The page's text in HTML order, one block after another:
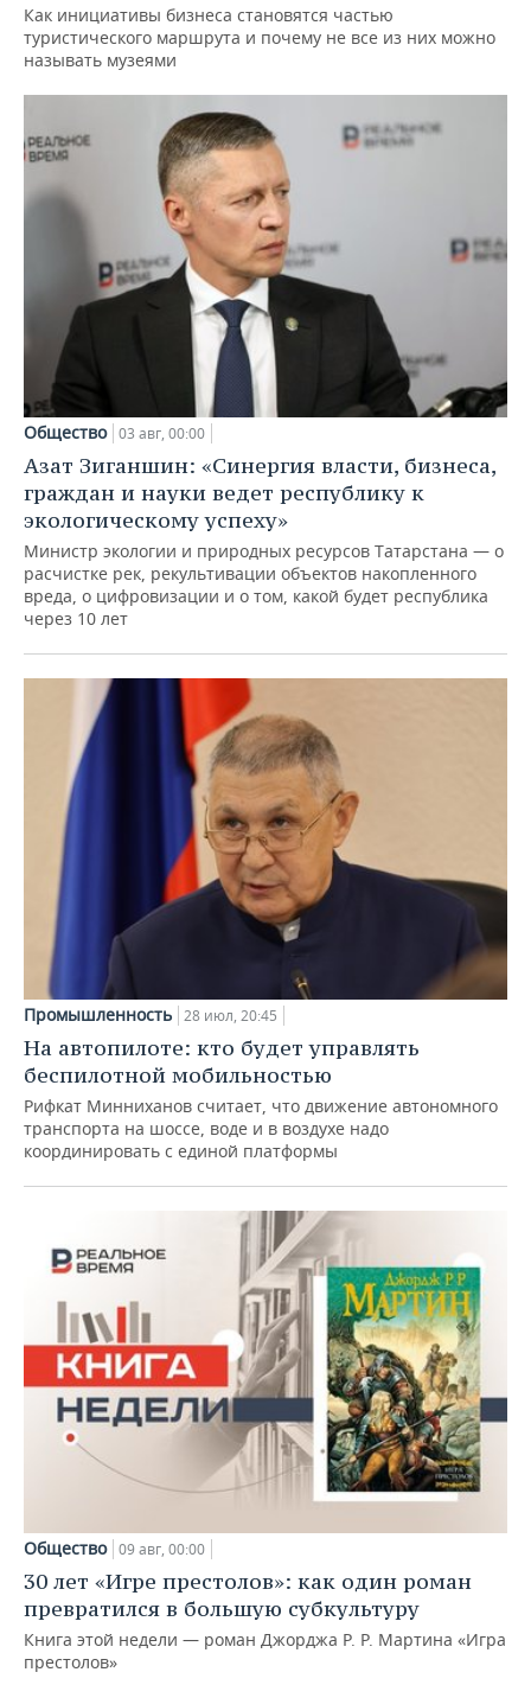
Как инициативы бизнеса становятся частью
туристического маршрута и почему не все из них можно
называть музеями
Общество 03 авг, 00:00
Азат Зиганшин: «Синергия власти, бизнеса,
граждан и науки ведет республику к
экологическому успеху»
Министр экологии и природных ресурсов Татарстана — о
расчистке рек, рекультивации объектов накопленного
вреда, о цифровизации и о том, какой будет республика
через 10 лет
Промышленность 28 июл, 20:45
На автопилоте: кто будет управлять
беспилотной мобильностью
Рифкат Минниханов считает, что движение автономного
транспорта на шоссе, воде и в воздухе надо
координировать с единой платформы
Общество 09 авг, 00:00
30 лет «Игре престолов»: как один роман
превратился в большую субкультуру
Книга этой недели — роман Джорджа Р. Р. Мартина «Игра
престолов»